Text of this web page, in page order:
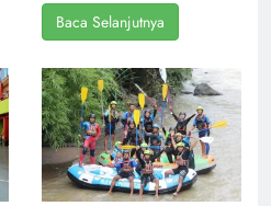
Baca Selanjutnya